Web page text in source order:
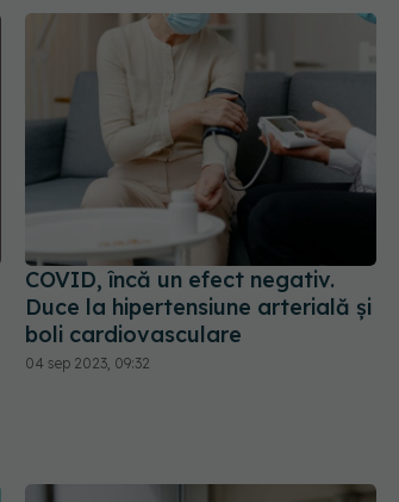
COVID, încă un efect negativ.
Duce la hipertensiune arterială și
boli cardiovasculare
04 sep 2023, 09:32